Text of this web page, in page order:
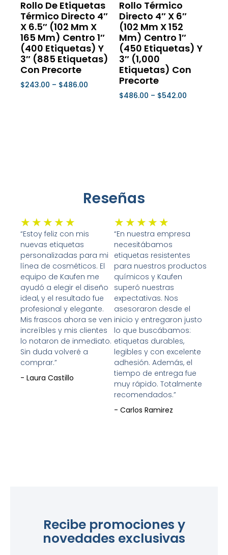
Rollo De Etiquetas
Térmico Directo 4″
X 6.5″ (102 Mm X
165 Mm) Centro 1″
(400 Etiquetas) Y
3″ (885 Etiquetas)
Con Precorte
$243.00 – $486.00
pueden
elegir
la
página
de
producto
Rollo Térmico
Directo 4″ X 6″
(102 Mm X 152
Mm) Centro 1″
(450 Etiquetas) Y
3″ (1,000
Etiquetas) Con
Precorte
$486.00 – $542.00
página
Reseñas
★ ★ ★ ★ ★ Valorado
con
5
de
5
“Estoy feliz con mis
nuevas etiquetas
personalizadas para mi
línea de cosméticos. El
equipo de Kaufen me
ayudó a elegir el diseño
ideal, y el resultado fue
profesional y elegante.
Mis frascos ahora se ven
increíbles y mis clientes
lo notaron de inmediato.
Sin duda volveré a
comprar.”
- Laura Castillo
★ ★ ★ ★ ★
con
5
de
5
“En nuestra empresa
necesitábamos
etiquetas resistentes
para nuestros productos
químicos y Kaufen
superó nuestras
expectativas. Nos
asesoraron desde el
inicio y entregaron justo
lo que buscábamos:
etiquetas durables,
legibles y con excelente
adhesión. Además, el
tiempo de entrega fue
muy rápido. Totalmente
recomendados.”
- Carlos Ramirez
Recibe promociones y
novedades exclusivas